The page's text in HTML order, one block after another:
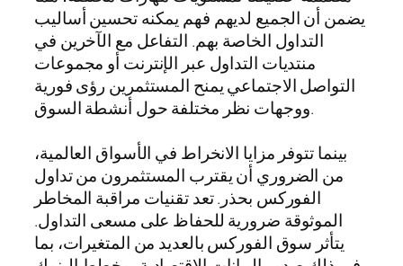
يضمن أن الجميع لديهم فهم يمكنه تحسين أساليب
التداول الخاصة بهم. التفاعل مع الآخرين في
منتديات التداول عبر الإنترنت أو مجموعات
التواصل الاجتماعي يمنح المستثمرين رؤى فورية
ووجهات نظر مختلفة حول أنشطة السوق.
بينما تتوفر مزايا الانخراط في الأسواق العالمية،
من الضروري أن يقترب المستثمرون من تداول
الفوركس بحذر. تعد تقنيات مراقبة المخاطر
الموثوقة ضرورية للحفاظ على مسعى التداول.
يتأثر سوق الفوركس بالعديد من المتغيرات، بما